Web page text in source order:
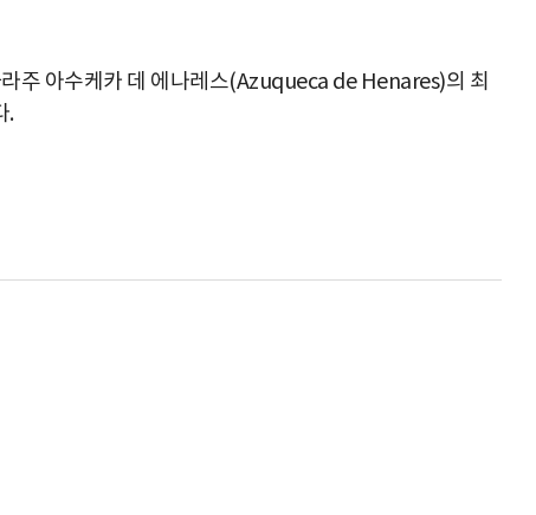
주 아수케카 데 에나레스(Azuqueca de Henares)의 최
.